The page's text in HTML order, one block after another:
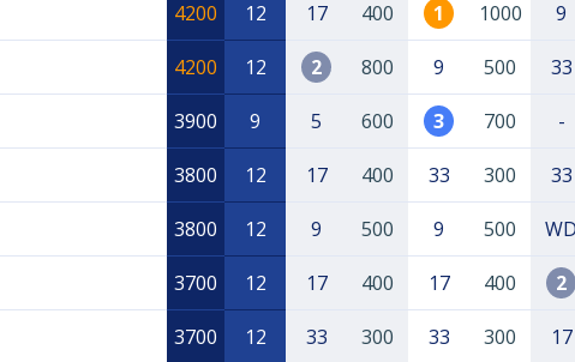
4200 12 17 400 1 1000 9
4200 12 2 800 9 500 33
3900 9 5 600 3 700 -
3800 12 17 400 33 300 33
3800 12 9 500 9 500 WD
3700 12 17 400 17 400 2
3700 12 33 300 33 300 17